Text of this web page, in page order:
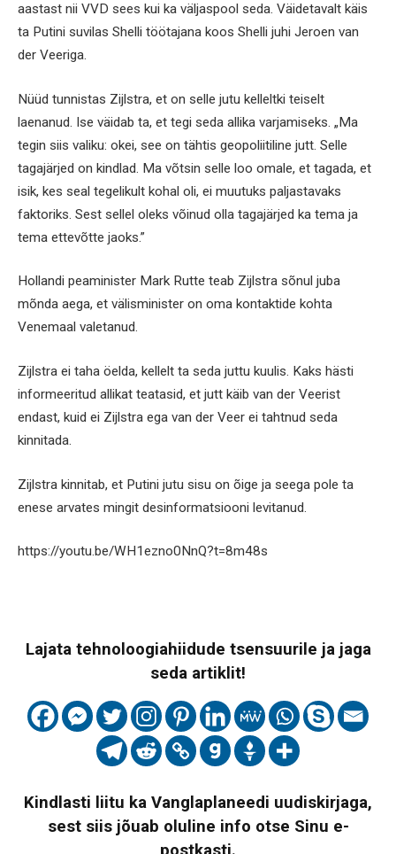
aastast nii VVD sees kui ka väljaspool seda. Väidetavalt käis
ta Putini suvilas Shelli töötajana koos Shelli juhi Jeroen van
der Veeriga.
Nüüd tunnistas Zijlstra, et on selle jutu kelleltki teiselt
laenanud. Ise väidab ta, et tegi seda allika varjamiseks. „Ma
tegin siis valiku: okei, see on tähtis geopoliitiline jutt. Selle
tagajärjed on kindlad. Ma võtsin selle loo omale, et tagada, et
isik, kes seal tegelikult kohal oli, ei muutuks paljastavaks
faktoriks. Sest sellel oleks võinud olla tagajärjed ka tema ja
tema ettevõtte jaoks.”
Hollandi peaminister Mark Rutte teab Zijlstra sõnul juba
mõnda aega, et välisminister on oma kontaktide kohta
Venemaal valetanud.
Zijlstra ei taha öelda, kellelt ta seda juttu kuulis. Kaks hästi
informeeritud allikat teatasid, et jutt käib van der Veerist
endast, kuid ei Zijlstra ega van der Veer ei tahtnud seda
kinnitada.
Zijlstra kinnitab, et Putini jutu sisu on õige ja seega pole ta
enese arvates mingit desinformatsiooni levitanud.
https://youtu.be/WH1ezno0NnQ?t=8m48s
Lajata tehnoloogiahiidude tsensuurile ja jaga
seda artiklit!
Kindlasti liitu ka Vanglaplaneedi uudiskirjaga,
sest siis jõuab oluline info otse Sinu e-